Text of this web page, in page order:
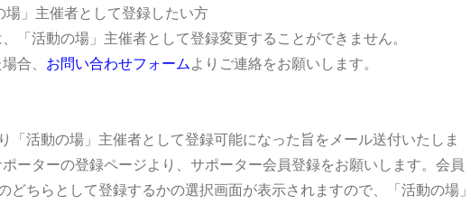
」主催者として登録したい方
「活動の場」主催者として登録変更することができません。
合、 お問い合わせフォームよりご連絡をお願いします。
「活動の場」主催者として登録可能になった旨をメール送付いたしま
ーターの登録ページより、サポーター会員登録をお願いします。会員
ちらとして登録するかの選択画面が表示されますので、「活動の場」